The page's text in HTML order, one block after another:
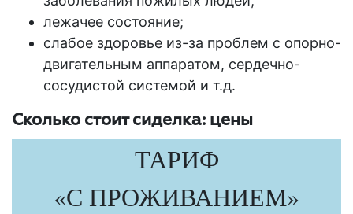
лежачее состояние;
слабое здоровье из-за проблем с опорно-
двигательным аппаратом, сердечно-
сосудистой системой и т.д.
Сколько стоит сиделка: цены
ТАРИФ
«С ПРОЖИВАНИЕМ»